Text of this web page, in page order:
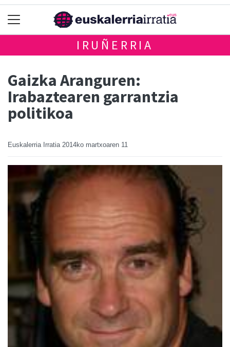
IRUÑERRIA
Gaizka Aranguren:
Irabaztearen garrantzia
politikoa
Euskalerria Irratia 2014ko martxoaren 11